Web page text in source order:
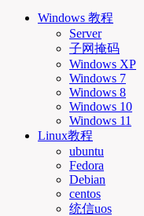
Windows 教程
Server
子网掩码
Windows XP
Windows 7
Windows 8
Windows 10
Windows 11
Linux教程
ubuntu
Fedora
Debian
centos
统信uos